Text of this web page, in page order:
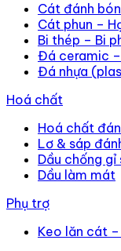
Cát đánh
Cát phun –
Bi thép – Bi
Đá ceramic –
Đá nhựa
Hoá chất
Hoá chất
Lơ & sáp
Dầu chống gỉ
Dầu làm mát
Phụ trợ
Keo lăn cát –